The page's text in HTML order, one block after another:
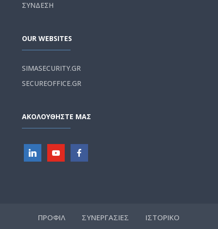
ΣΥΝΔΕΣΗ
OUR WEBSITES
SIMASECURITY.GR
SECUREOFFICE.GR
ΑΚΟΛΟΥΘΗΣΤΕ ΜΑΣ
ΠΡΟΦΙΛ ΣΥΝΕΡΓΑΣΙΕΣ ΙΣΤΟΡΙΚΟ